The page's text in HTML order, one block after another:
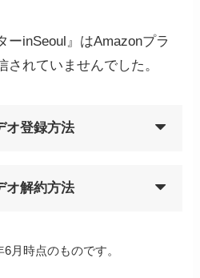
ーinSeoul』はAmazonプラ
れていませんでした。
オ登録方法
オ解約方法
月時点のものです。